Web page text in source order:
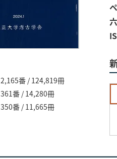
2,165番 / 124,819冊
361番 / 14,280冊
350番 / 11,665冊